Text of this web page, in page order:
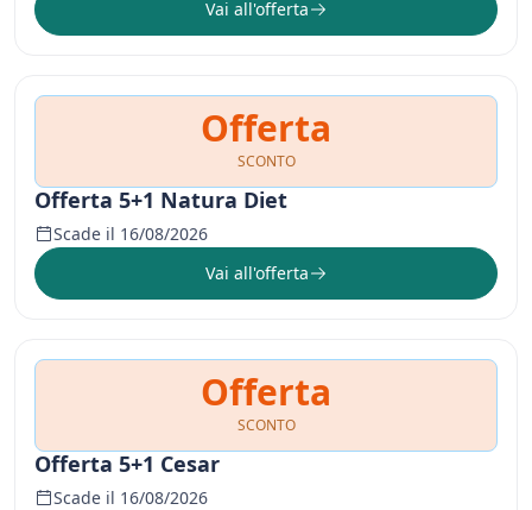
Vai all'offerta
Offerta
SCONTO
Offerta 5+1 Natura Diet
Scade il 16/08/2026
Vai all'offerta
Offerta
SCONTO
Offerta 5+1 Cesar
Scade il 16/08/2026